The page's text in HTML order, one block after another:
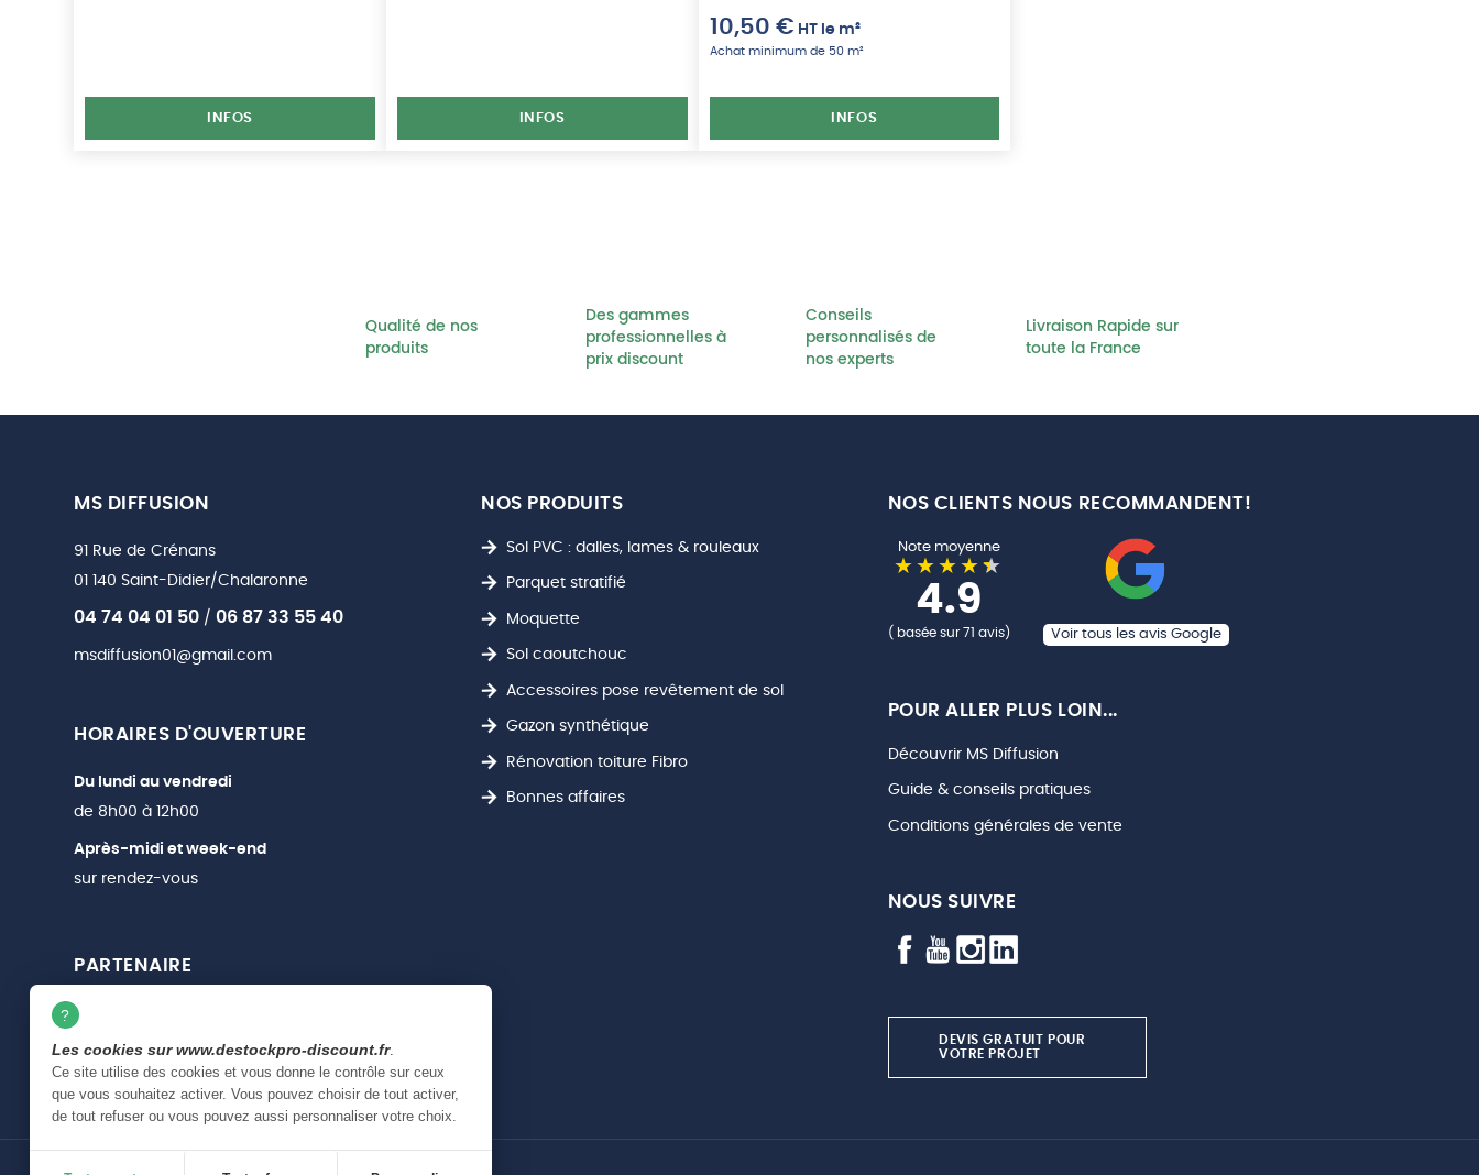
INFOS INFOS
10,50 € HTle m²
Achat minimum de 50 m²
INFOS
Qualité de nos
produits
Des gammes
professionnelles à
prix discount
Conseils
personnalisés de
nos experts
Livraison Rapide sur
toute la France
MS DIFFUSION
91 Rue de Crénans
01 140 Saint-Didier/Chalaronne
04 74 04 01 50 /06 87 33 55 40
msdiffusion01@gmail.com
HORAIRES D'OUVERTURE
Du lundi au vendredi
de 8h00 à 12h00
Après-midi et week-end
sur rendez-vous
PARTENAIRE
NOS PRODUITS
Sol PVC : dalles, lames & rouleaux
Parquet stratifié
Moquette
Sol caoutchouc
Accessoires pose revêtement de sol
Gazon synthétique
Rénovation toiture Fibro
Bonnes affaires
NOS CLIENTS NOUS RECOMMANDENT!
Note moyenne
4.9
( basée sur 71 avis) Voir tous les avis Google
POUR ALLER PLUS LOIN...
Découvrir MS Diffusion
Guide & conseils pratiques
Conditions générales de vente
NOUS SUIVRE
DEVIS GRATUIT POUR
VOTRE PROJET
Les cookies sur www.destockpro-discount.fr.
Ce site utilise des cookies et vous donne le contrôle sur ceux
que vous souhaitez activer. Vous pouvez choisir de tout activer,
de tout refuser ou vous pouvez aussi personnaliser votre choix.